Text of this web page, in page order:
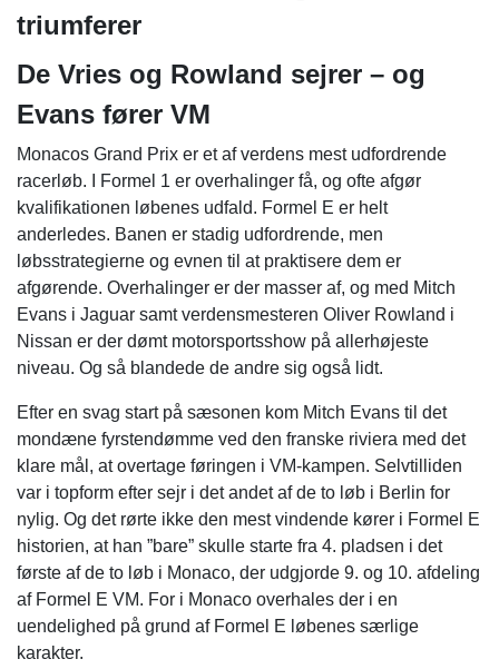
triumferer
De Vries og Rowland sejrer – og
Evans fører VM
Monacos Grand Prix er et af verdens mest udfordrende
racerløb. I Formel 1 er overhalinger få, og ofte afgør
kvalifikationen løbenes udfald. Formel E er helt
anderledes. Banen er stadig udfordrende, men
løbsstrategierne og evnen til at praktisere dem er
afgørende. Overhalinger er der masser af, og med Mitch
Evans i Jaguar samt verdensmesteren Oliver Rowland i
Nissan er der dømt motorsportsshow på allerhøjeste
niveau. Og så blandede de andre sig også lidt.
Efter en svag start på sæsonen kom Mitch Evans til det
mondæne fyrstendømme ved den franske riviera med det
klare mål, at overtage føringen i VM-kampen. Selvtilliden
var i topform efter sejr i det andet af de to løb i Berlin for
nylig. Og det rørte ikke den mest vindende kører i Formel E
historien, at han ”bare” skulle starte fra 4. pladsen i det
første af de to løb i Monaco, der udgjorde 9. og 10. afdeling
af Formel E VM. For i Monaco overhales der i en
uendelighed på grund af Formel E løbenes særlige
karakter.